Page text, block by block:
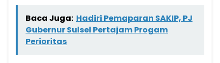
Baca Juga: Hadiri Pemaparan SAKIP, PJ
Gubernur Sulsel Pertajam Progam
Perioritas